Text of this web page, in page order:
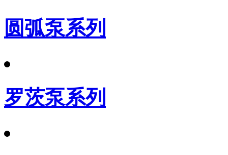
圆弧泵系列
罗茨泵系列